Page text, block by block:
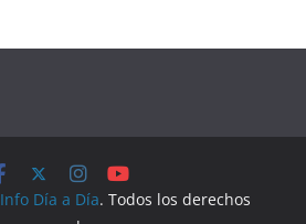
Info Día a Día. Todos los derechos